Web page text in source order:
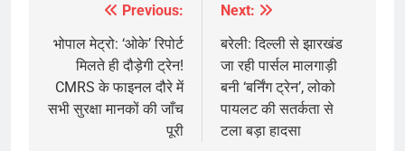
navigation
Previous:
भोपाल मेट्रो: ‘ओके’ रिपोर्ट
मिलते ही दौड़ेगी ट्रेन!
CMRS के फाइनल दौरे में
सभी सुरक्षा मानकों की जाँच
पूरी
Next:
बरेली: दिल्ली से झारखंड
जा रही पार्सल मालगाड़ी
बनी ‘बर्निंग ट्रेन’, लोको
पायलट की सतर्कता से
टला बड़ा हादसा